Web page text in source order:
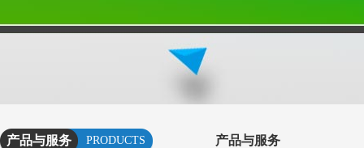
产品与服务
PRODUCTS
产品与服务